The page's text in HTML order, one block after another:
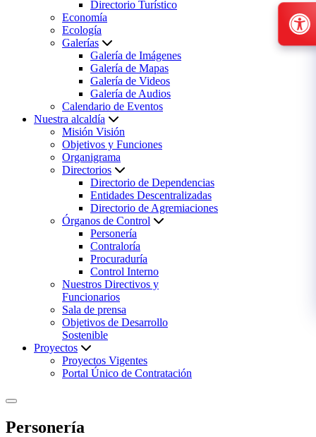
Directorio Turístico
Economía
Ecología
Galerías
Galería de Imágenes
Galería de Mapas
Galería de Videos
Galería de Audios
Calendario de Eventos
Nuestra alcaldía
Misión Visión
Objetivos y Funciones
Organigrama
Directorios
Directorio de Dependencias
Entidades Descentralizadas
Directorio de Agremiaciones
Órganos de Control
Personería
Contraloría
Procuraduría
Control Interno
Nuestros Directivos y
Funcionarios
Sala de prensa
Objetivos de Desarrollo
Sostenible
Proyectos
Proyectos Vigentes
Portal Único de Contratación
Personería